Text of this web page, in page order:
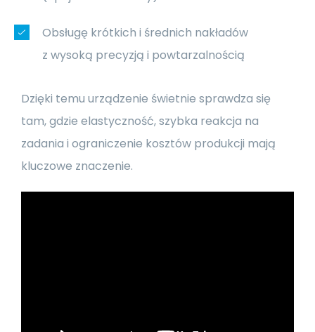
Obsługę krótkich i średnich nakładów
z wysoką precyzją i powtarzalnością
Dzięki temu urządzenie świetnie sprawdza się
tam, gdzie elastyczność, szybka reakcja na
zadania i ograniczenie kosztów produkcji mają
kluczowe znaczenie.